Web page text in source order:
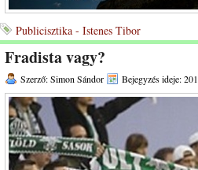
Publicisztika - Istenes Tibor
Fradista vagy?
Szerző: Simon Sándor Bejegyzés ideje: